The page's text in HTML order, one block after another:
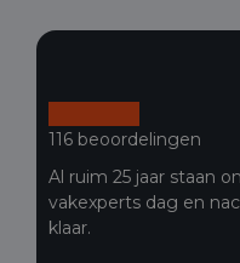
116 beoordelingen
Al ruim 25 jaar staan
vakexperts dag en
klaar.